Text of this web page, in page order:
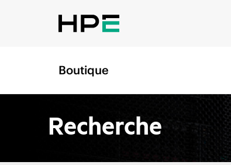
Boutique
Recherche